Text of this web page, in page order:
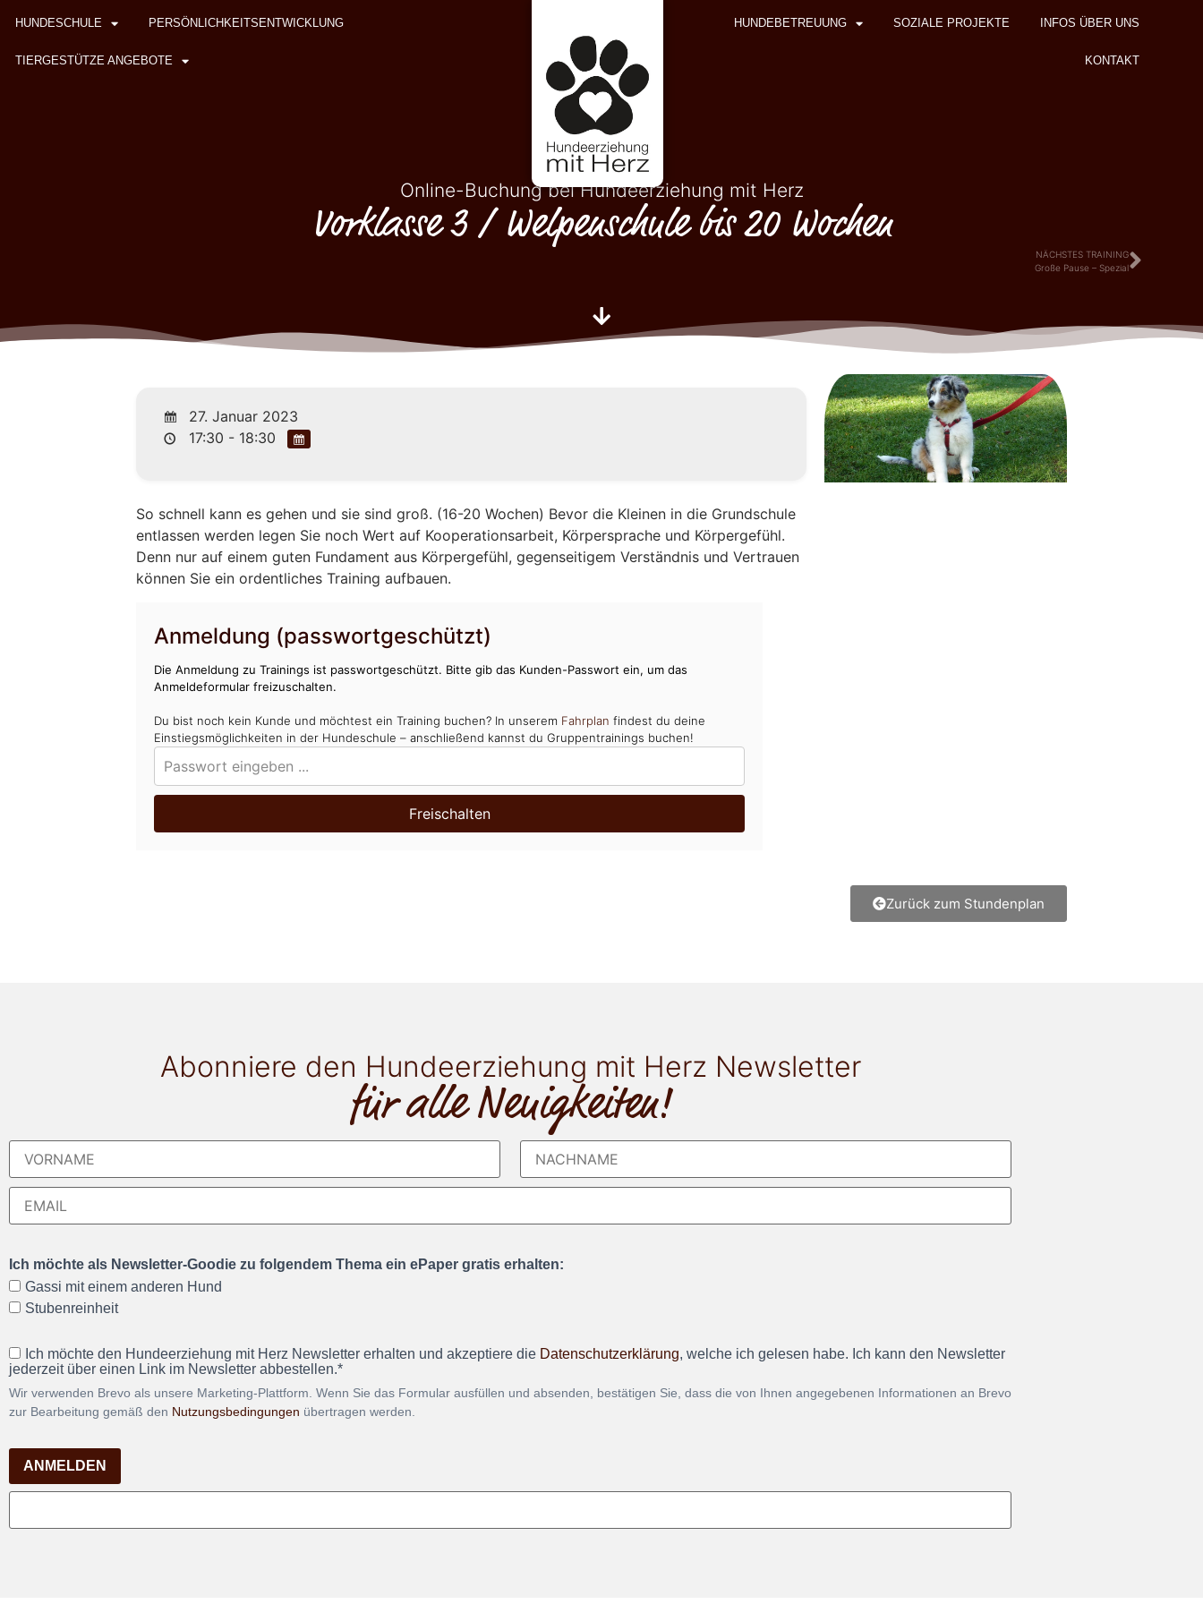
HUNDESCHULE PERSÖNLICHKEITSENTWICKLUNG
TIERGESTÜTZE ANGEBOTE
HUNDEBETREUUNG SOZIALE PROJEKTE INFOS ÜBER UNS
KONTAKT
Online-Buchung bei Hundeerziehung mit Herz
Vorklasse 3 / Welpenschule bis 20 Wochen
NÄCHSTES TRAINING
Große Pause – Spezial
27. Januar 2023
17:30 - 18:30
So schnell kann es gehen und sie sind groß. (16-20 Wochen) Bevor die Kleinen in die Grundschule
entlassen werden legen Sie noch Wert auf Kooperationsarbeit, Körpersprache und Körpergefühl.
Denn nur auf einem guten Fundament aus Körpergefühl, gegenseitigem Verständnis und Vertrauen
können Sie ein ordentliches Training aufbauen.
Anmeldung (passwortgeschützt)
Die Anmeldung zu Trainings ist passwortgeschützt. Bitte gib das Kunden-Passwort ein, um das
Anmeldeformular freizuschalten.
Du bist noch kein Kunde und möchtest ein Training buchen? In unserem Fahrplan findest du deine
Einstiegsmöglichkeiten in der Hundeschule – anschließend kannst du Gruppentrainings buchen!
Freischalten
Zurück zum Stundenplan
Abonniere den Hundeerziehung mit Herz Newsletter
für alle Neuigkeiten!
Ich möchte als Newsletter-Goodie zu folgendem Thema ein ePaper gratis erhalten:
Gassi mit einem anderen Hund
Stubenreinheit
Ich möchte den Hundeerziehung mit Herz Newsletter erhalten und akzeptiere die Datenschutzerklärung, welche ich gelesen habe. Ich kann den Newsletter
jederzeit über einen Link im Newsletter abbestellen.*
Wir verwenden Brevo als unsere Marketing-Plattform. Wenn Sie das Formular ausfüllen und absenden, bestätigen Sie, dass die von Ihnen angegebenen Informationen an Brevo
zur Bearbeitung gemäß den Nutzungsbedingungen übertragen werden.
ANMELDEN